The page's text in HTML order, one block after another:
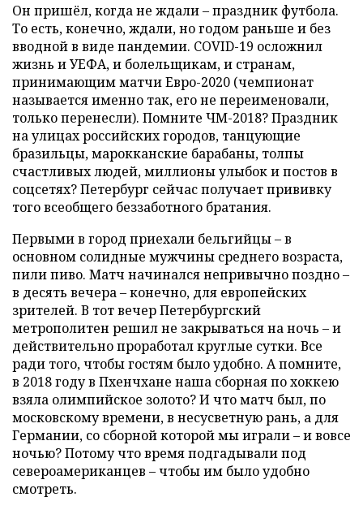
Он пришёл, когда не ждали – праздник футбола.
То есть, конечно, ждали, но годом раньше и без
вводной в виде пандемии. COVID-19 осложнил
жизнь и УЕФА, и болельщикам, и странам,
принимающим матчи Евро-2020 (чемпионат
называется именно так, его не переименовали,
только перенесли). Помните ЧМ-2018? Праздник
на улицах российских городов, танцующие
бразильцы, марокканские барабаны, толпы
счастливых людей, миллионы улыбок и постов в
соцсетях? Петербург сейчас получает прививку
того всеобщего беззаботного братания.
Первыми в город приехали бельгийцы – в
основном солидные мужчины среднего возраста,
пили пиво. Матч начинался непривычно поздно –
в десять вечера – конечно, для европейских
зрителей. В тот вечер Петербургский
метрополитен решил не закрываться на ночь – и
действительно проработал круглые сутки. Все
ради того, чтобы гостям было удобно. А помните,
в 2018 году в Пхенчхане наша сборная по хоккею
взяла олимпийское золото? И что матч был, по
московскому времени, в несусветную рань, а для
Германии, со сборной которой мы играли – и вовсе
ночью? Потому что время подгадывали под
североамериканцев – чтобы им было удобно
смотреть.